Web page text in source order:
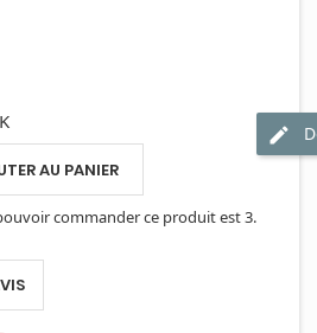
AU PANIER
commander ce produit est 3.